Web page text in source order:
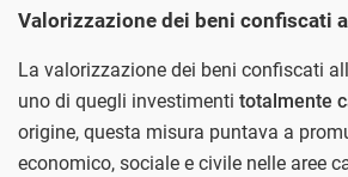
Valorizzazione dei beni confiscati
La valorizzazione dei beni confiscati
uno di quegli investimenti totalmente
origine, questa misura puntava a
economico, sociale e civile nelle aree